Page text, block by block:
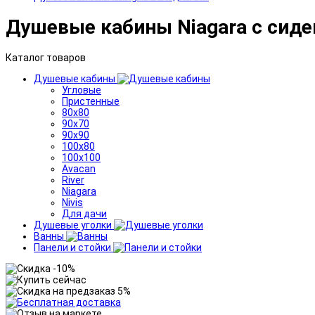
Душевые кабины Niagara с
Каталог товаров
Душевые кабины
Угловые
Пристенные
80x80
90x70
90x90
100x80
100x100
Avacan
River
Niagara
Nivis
Для дачи
Душевые уголки
Ванны
Панели и стойки